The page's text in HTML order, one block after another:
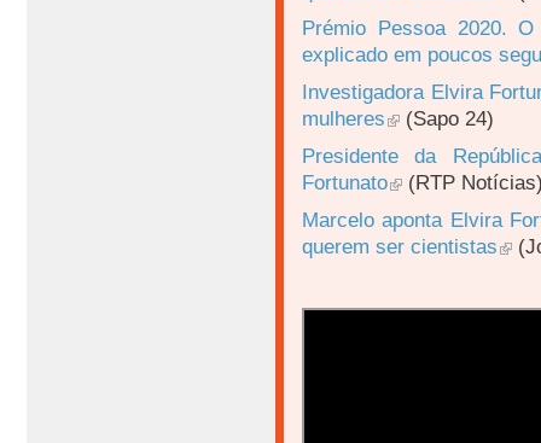
Prémio Pessoa 2020.
explicado em poucos
Investigadora Elvira
mulheres
(Sapo 24)
Presidente da
Fortunato
(RTP
Marcelo aponta Elvira
querem ser cientistas